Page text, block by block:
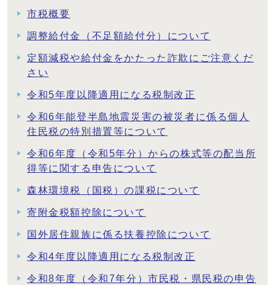
市税概要
調整給付金（不足額給付分）について
定額減税や給付金をかたった詐欺にご注意くだ
さい
令和5年度以降適用になる税制改正
令和6年能登半島地震災害の被災者に係る個人
住民税の特別措置等について
令和6年度（令和5年分）からの株式等の配当所
得等に関する申告について
森林環境税（国税）の課税について
寄附金税額控除について
国外居住親族に係る扶養控除について
令和4年度以降適用になる税制改正
令和8年度（令和7年分）市民税・県民税の申告